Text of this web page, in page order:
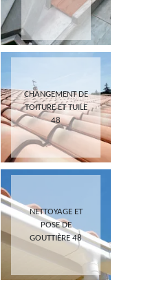
CHANGEMENT DE
TOITURE ET TUILE
48
NETTOYAGE ET
POSE DE
GOUTTIÈRE 48